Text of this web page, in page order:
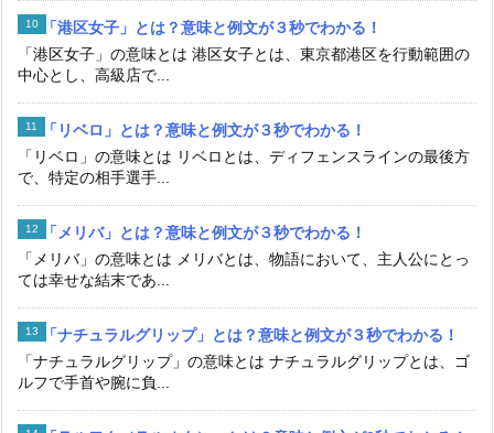
「港区女子」とは？意味と例文が３秒でわかる！
「港区女子」の意味とは 港区女子とは、東京都港区を行動範囲の
中心とし、高級店で...
「リベロ」とは？意味と例文が３秒でわかる！
「リベロ」の意味とは リベロとは、ディフェンスラインの最後方
で、特定の相手選手...
「メリバ」とは？意味と例文が３秒でわかる！
「メリバ」の意味とは メリバとは、物語において、主人公にとっ
ては幸せな結末であ...
「ナチュラルグリップ」とは？意味と例文が３秒でわかる！
「ナチュラルグリップ」の意味とは ナチュラルグリップとは、ゴ
ルフで手首や腕に負...